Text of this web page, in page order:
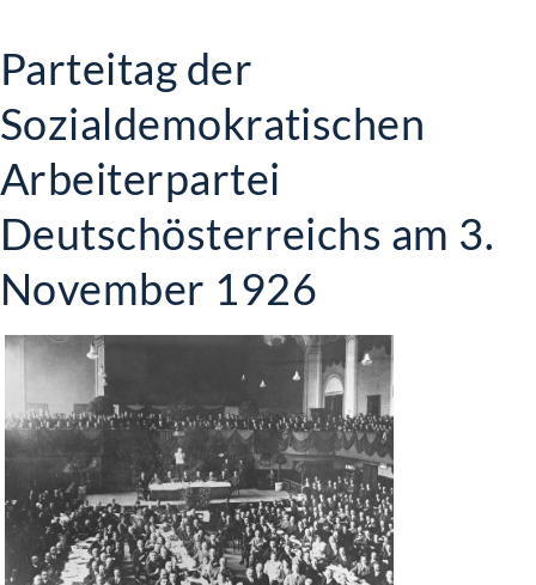
Parteitag der
Sozialdemokratischen
Arbeiterpartei
Deutschösterreichs am 3.
November 1926